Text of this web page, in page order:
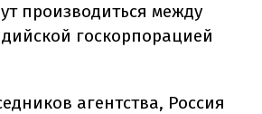
производиться между
госкорпорацией
агентства, Россия